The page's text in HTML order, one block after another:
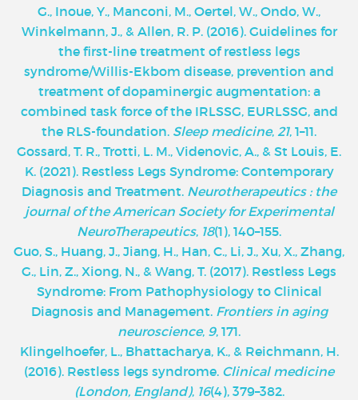
G., Inoue, Y., Manconi, M., Oertel, W., Ondo, W.,
Winkelmann, J., & Allen, R. P. (2016). Guidelines for
the first-line treatment of restless legs
syndrome/Willis-Ekbom disease, prevention and
treatment of dopaminergic augmentation: a
combined task force of the IRLSSG, EURLSSG, and
the RLS-foundation. Sleep medicine, 21, 1–11.
Gossard, T. R., Trotti, L. M., Videnovic, A., & St Louis, E.
K. (2021). Restless Legs Syndrome: Contemporary
Diagnosis and Treatment. Neurotherapeutics : the
journal of the American Society for Experimental
NeuroTherapeutics, 18(1), 140–155.
Guo, S., Huang, J., Jiang, H., Han, C., Li, J., Xu, X., Zhang,
G., Lin, Z., Xiong, N., & Wang, T. (2017). Restless Legs
Syndrome: From Pathophysiology to Clinical
Diagnosis and Management. Frontiers in aging
neuroscience, 9, 171.
Klingelhoefer, L., Bhattacharya, K., & Reichmann, H.
(2016). Restless legs syndrome. Clinical medicine
(London, England), 16(4), 379–382.